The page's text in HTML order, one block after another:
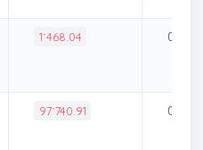
1˙468.04 0.00%
97˙740.91 0.23%